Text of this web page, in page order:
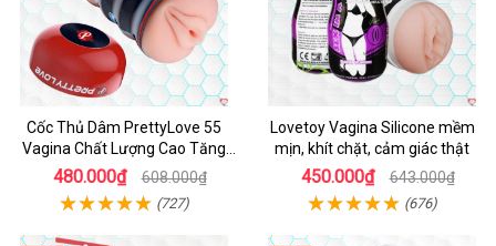
Cốc Thủ Dâm PrettyLove 55
Vagina Chất Lượng Cao Tăng
Khoái Cảm
480.000₫ 608.000₫
(727)
Lovetoy Vagina Silicone mềm
mịn, khít chặt, cảm giác thật
450.000₫ 643.000₫
(676)